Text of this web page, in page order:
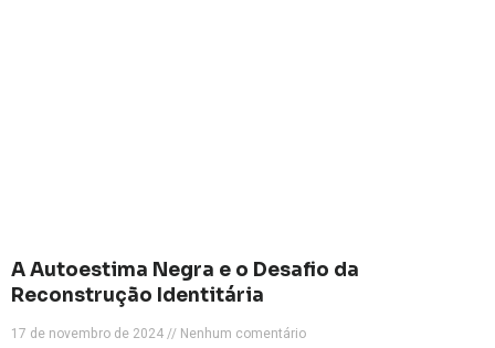
A Autoestima Negra e o Desafio da
Reconstrução Identitária
17 de novembro de 2024 Nenhum comentário